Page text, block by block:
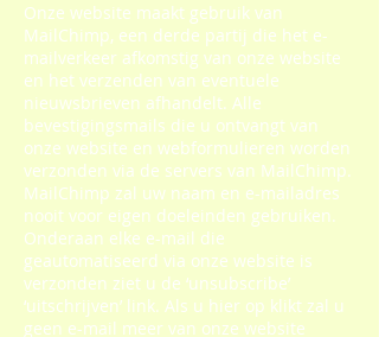
Onze website maakt gebruik van
MailChimp, een derde partij die het e-
mailverkeer afkomstig van onze website
en het verzenden van eventuele
nieuwsbrieven afhandelt. Alle
bevestigingsmails die u ontvangt van
onze website en webformulieren worden
verzonden via de servers van MailChimp.
MailChimp zal uw naam en e-mailadres
nooit voor eigen doeleinden gebruiken.
Onderaan elke e-mail die
geautomatiseerd via onze website is
verzonden ziet u de ‘unsubscribe’
‘uitschrijven’ link. Als u hier op klikt zal u
geen e-mail meer van onze website